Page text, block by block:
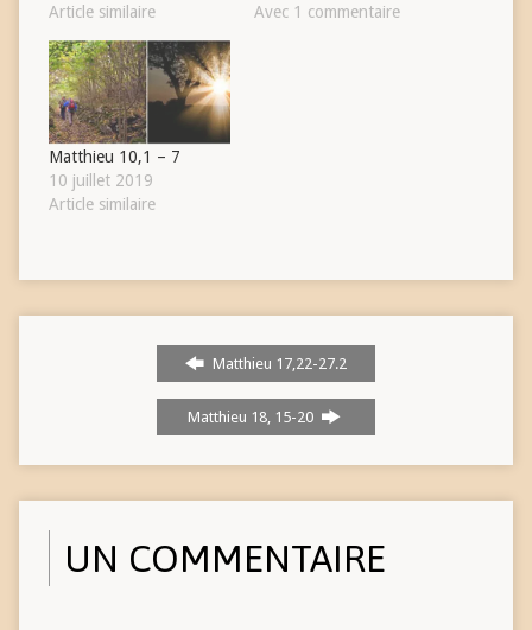
Article similaire
Avec 1 commentaire
Matthieu 10,1 – 7
10 juillet 2019
Article similaire
Matthieu 17,22-27.2
Matthieu 18, 15-20
UN COMMENTAIRE